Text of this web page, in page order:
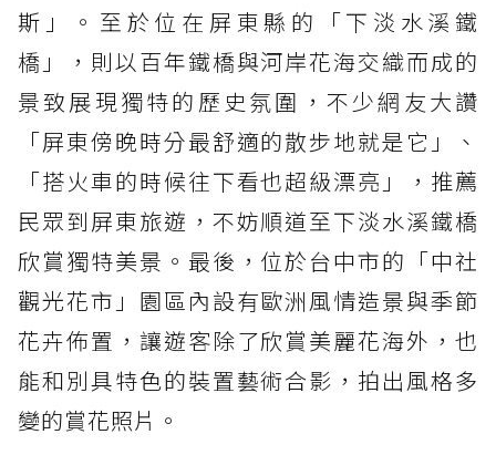
斯」。至於位在屏東縣的「下淡水溪鐵
橋」，則以百年鐵橋與河岸花海交織而成的
景致展現獨特的歷史氛圍，不少網友大讚
「屏東傍晚時分最舒適的散步地就是它」、
「搭火車的時候往下看也超級漂亮」，推薦
民眾到屏東旅遊，不妨順道至下淡水溪鐵橋
欣賞獨特美景。最後，位於台中市的「中社
觀光花市」園區內設有歐洲風情造景與季節
花卉佈置，讓遊客除了欣賞美麗花海外，也
能和別具特色的裝置藝術合影，拍出風格多
變的賞花照片。